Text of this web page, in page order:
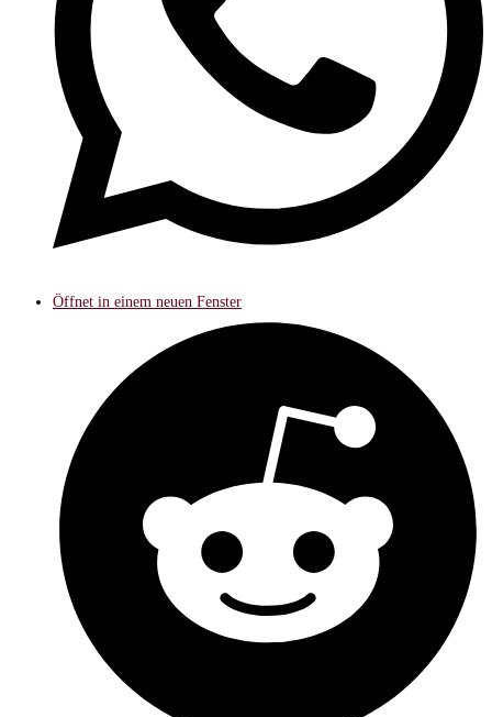
Öffnet in einem neuen Fenster